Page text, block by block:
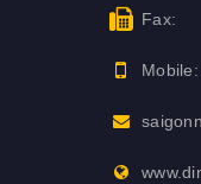
Fax:
Mobile: